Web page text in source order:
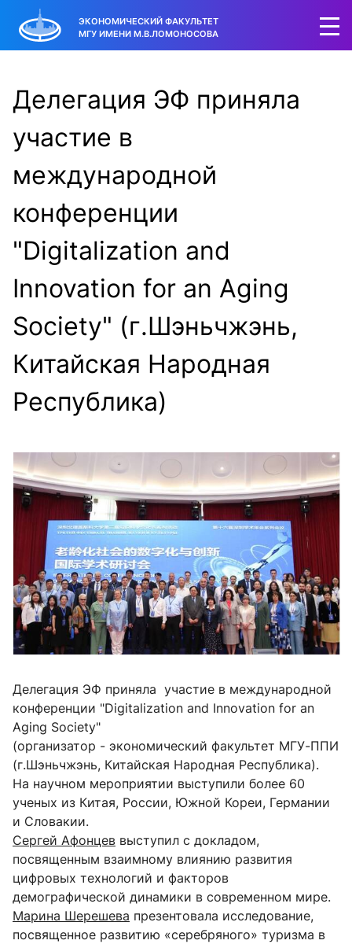
ЭКОНОМИЧЕСКИЙ ФАКУЛЬТЕТ
МГУ ИМЕНИ М.В.ЛОМОНОСОВА
Делегация ЭФ приняла
участие в
международной
конференции
"Digitalization and
Innovation for an Aging
Society" (г.Шэньчжэнь,
Китайская Народная
Республика)
Делегация ЭФ приняла участие в международной
конференции "Digitalization and Innovation for an
Aging Society"
(организатор - экономический факультет МГУ-ППИ
(г.Шэньчжэнь, Китайская Народная Республика).
На научном мероприятии выступили более 60
ученых из Китая, России, Южной Кореи, Германии
и Словакии.
Сергей Афонцев выступил с докладом,
посвященным взаимному влиянию развития
цифровых технологий и факторов
демографической динамики в современном мире.
Марина Шерешева презентовала исследование,
посвященное развитию «серебряного» туризма в